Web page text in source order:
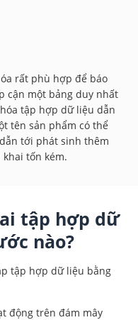
rất phù hợp để báo
cận một bảng duy nhất
tập hợp dữ liệu dẫn
tên sản phẩm có thể
tới phát sinh thêm
tốn kém.
tập hợp dữ
nào?
tập hợp dữ liệu bằng
động trên đám mây